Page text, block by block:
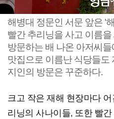
해병대 정문인 서문 앞은 '
빨간 추리닝을 사고 이름
방문하는 배 나온 아저씨
맛집으로 이름난 식당들도
지인의 방문은 꾸준하다.
크고 작은 재해 현장마다
리닝의 사나이들, 또한 빨